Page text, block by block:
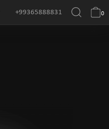
+99365888831 0